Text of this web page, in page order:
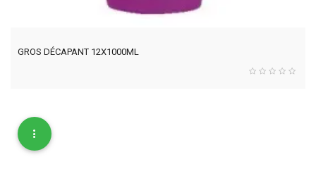
GROS DÉCAPANT 12X1000ML